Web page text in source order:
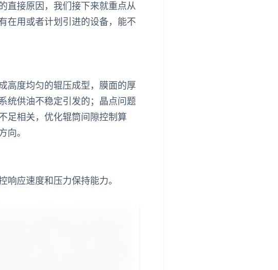
直接原因，我们接下来就重点从
在用或者计划引进的设备，能不
高度均匀的辊压成型，膜面的厚
统供油不稳定引发的；晶点问题
足相关，优化辊筒间隙控制算
向。
应速度和压力保持能力。